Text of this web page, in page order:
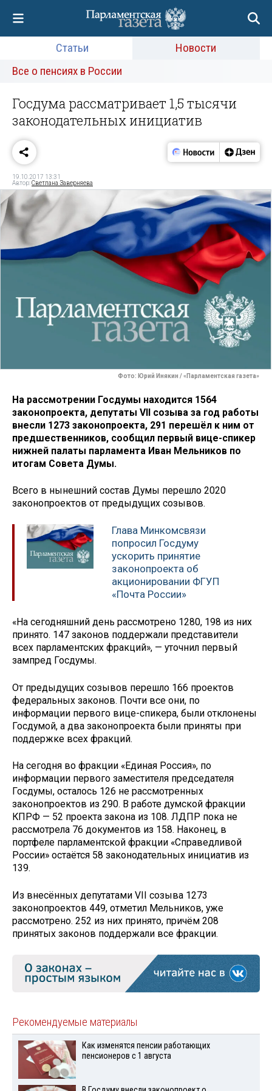
Статьи
Новости
Все о пенсиях в России
Госдума рассматривает 1,5 тысячи
законодательных инициатив
19.10.2017 13:31
Автор:Светлана Заверняева
Фото: Юрий Инякин / «Парламентская газета»
На рассмотрении Госдумы находится 1564
законопроекта, депутаты VII созыва за год работы
внесли 1273 законопроекта, 291 перешёл к ним от
предшественников, сообщил первый вице-спикер
нижней палаты парламента Иван Мельников по
итогам Совета Думы.
Всего в нынешний состав Думы перешло 2020
законопроектов от предыдущих созывов.
Глава Минкомсвязи
попросил Госдуму
ускорить принятие
законопроекта об
акционировании ФГУП
«Почта России»
«На сегодняшний день рассмотрено 1280, 198 из них
принято. 147 законов поддержали представители
всех парламентских фракций», — уточнил первый
зампред Госдумы.
От предыдущих созывов перешло 166 проектов
федеральных законов. Почти все они, по
информации первого вице-спикера, были отклонены
Госдумой, а два законопроекта были приняты при
поддержке всех фракций.
На сегодня во фракции «Единая Россия», по
информации первого заместителя председателя
Госдумы, осталось 126 не рассмотренных
законопроектов из 290. В работе думской фракции
КПРФ — 52 проекта закона из 108. ЛДПР пока не
рассмотрела 76 документов из 158. Наконец, в
портфеле парламентской фракции «Справедливой
России» остаётся 58 законодательных инициатив из
139.
Из внесённых депутатами VII созыва 1273
законопроектов 449, отметил Мельников, уже
рассмотрено. 252 из них принято, причём 208
принятых законов поддержали все фракции.
Рекомендуемые материалы
Как изменятся пенсии работающих
пенсионеров с 1 августа